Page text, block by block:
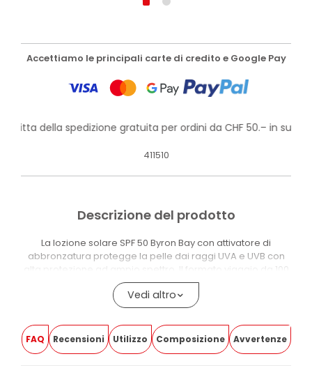
Accettiamo le principali carte di credito e Google Pay
della spedizione gratuita per ordini da CHF 50.– in su!
411510
Descrizione del prodotto
La lozione solare SPF 50 Byron Bay con attivatore di
abbronzatura protegge la pelle dai raggi UVA e UVB con
alta protezione ad ampio spettro. Il formato viaggio da 100
ml distingue questa versione dalle lozioni solari della
stessa linea in formato standard.
supportano il naturale processo di produzione della
melanina e aiutano a intensificare l’abbronzatura durante
Vedi altro
FAQ Recensioni Utilizzo Composizione Avvertenze